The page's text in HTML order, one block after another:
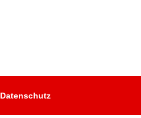
Datenschutz